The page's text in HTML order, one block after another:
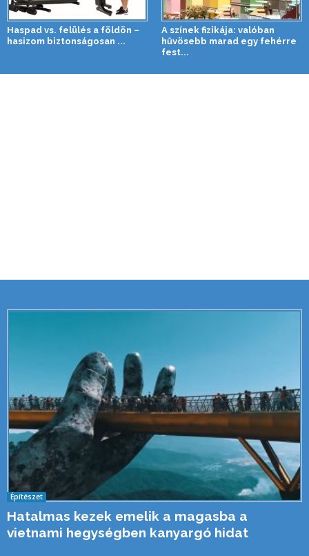
Haspad vs. felülés a földön –
hasizom biztonságosan ...
A színek fizikája: valóban
hűvösebb marad egy fehérre
fest...
Építészet
Hatalmas kezek emelik a magasba a
vietnami hegységben kanyargó hidat